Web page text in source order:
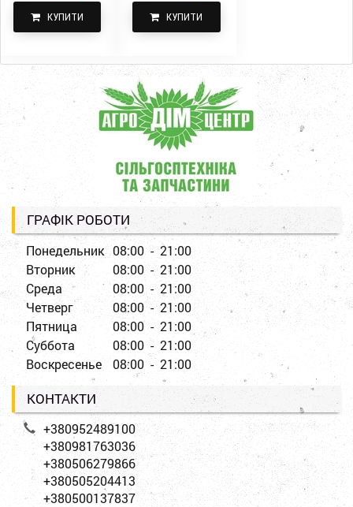
КУПИТИ КУПИТИ
ГРАФІК РОБОТИ
Понедельник 08:00 - 21:00
Вторник
08:00 - 21:00
Среда
08:00 - 21:00
Четверг
08:00 - 21:00
Пятница
08:00 - 21:00
Суббота
08:00 - 21:00
Воскресенье
08:00 - 21:00
КОНТАКТИ
+380952489100
+380981763036
+380506279866
+380505204413
+380500137837